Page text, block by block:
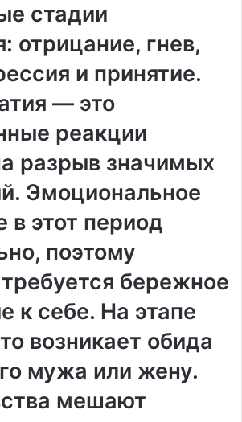
стадии
отрицание, гнев,
и принятие.
— это
реакции
разрыв значимых
Эмоциональное
в этот период
поэтому
бережное
к себе. На этапе
возникает обида
мужа или жену.
мешают